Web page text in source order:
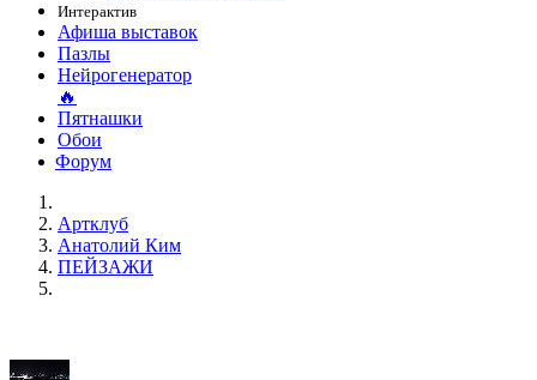
Интерактив
Афиша выставок
Пазлы
Нейрогенератор
🔥
Пятнашки
Обои
Форум
Артклуб
Анатолий Ким
ПЕЙЗАЖИ